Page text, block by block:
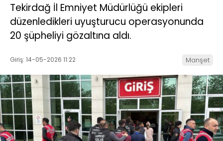
Tekirdağ İl Emniyet Müdürlüğü ekipleri
düzenledikleri uyuşturucu operasyonunda
20 şüpheliyi gözaltına aldı.
Giriş: 14-05-2026 11:22 Manşet